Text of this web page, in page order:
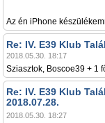
Az én iPhone
Re: IV. E39 Klub
2018.05.30. 18:17
Sziasztok, Boscoe39 + 1
Re: IV. E39 Klub
2018.07.28.
2018.05.30. 18:27